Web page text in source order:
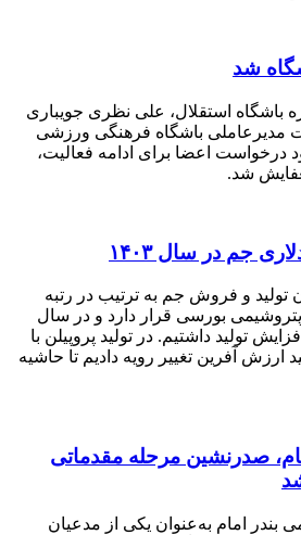
شد
باشگاه استقلال، علی نظری جویباری
مدیرعاملی باشگاه فرهنگی ورزشی
درخواست اعضا برای ادامه فعالیت،
شد.
تولید و فروش جم به ترتیب در رتبه
بورسی قرار دارد و در سال
افزایش تولید داشتیم. در تولید پروپیلن با
ارزش آفرین تغییر رویه دادیم تا حاشیه
صدرنشین مرحله مقدماتی
بندر امام به‌عنوان یکی از مدعیان